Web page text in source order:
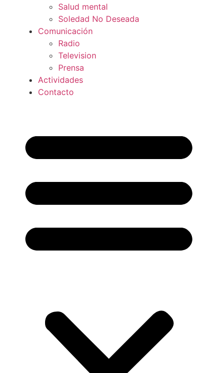
Salud mental
Soledad No Deseada
Comunicación
Radio
Television
Prensa
Actividades
Contacto